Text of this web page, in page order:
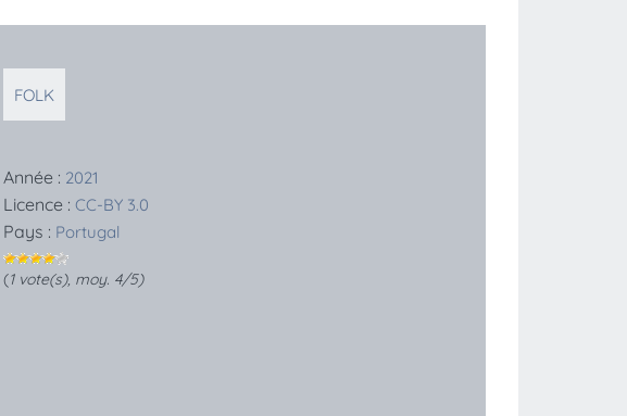
FOLK
Année : 2021
Licence : CC-BY 3.0
Pays : Portugal
(1vote(s), moy. 4/5)